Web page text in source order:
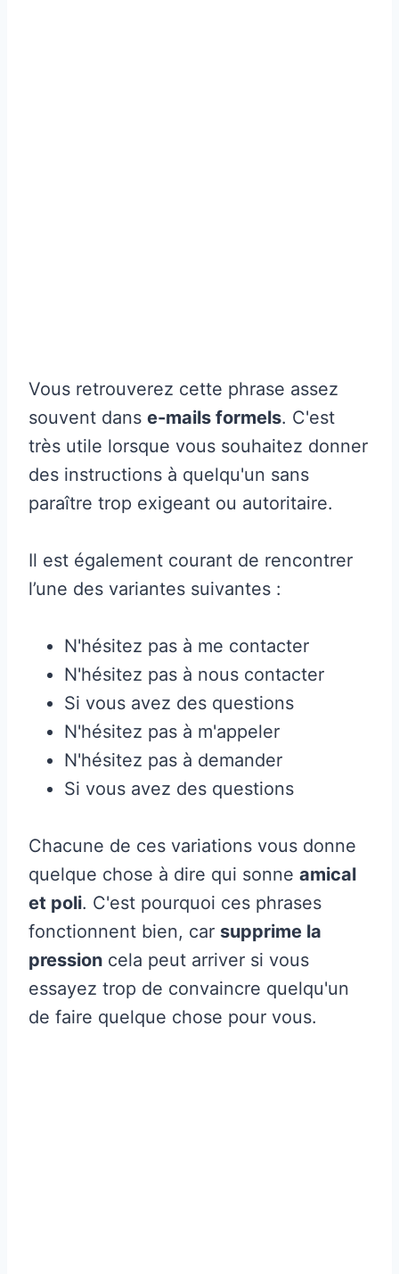
Vous retrouverez cette phrase assez
souvent dans e-mails formels. C'est
très utile lorsque vous souhaitez donner
des instructions à quelqu'un sans
paraître trop exigeant ou autoritaire.
Il est également courant de rencontrer
l’une des variantes suivantes :
N'hésitez pas à me contacter
N'hésitez pas à nous contacter
Si vous avez des questions
N'hésitez pas à m'appeler
N'hésitez pas à demander
Si vous avez des questions
Chacune de ces variations vous donne
quelque chose à dire qui sonne amical
et poli. C'est pourquoi ces phrases
fonctionnent bien, car supprime la
pression cela peut arriver si vous
essayez trop de convaincre quelqu'un
de faire quelque chose pour vous.